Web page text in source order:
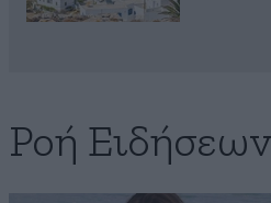
Ροή Ειδήσεων